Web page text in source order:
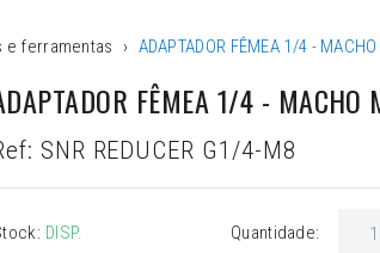
e ferramentas ADAPTADOR FÊMEA 1/4 -
FÊMEA 1/4 - MACHO
SNR REDUCER G1/4-M8
DISP. Quantidade: